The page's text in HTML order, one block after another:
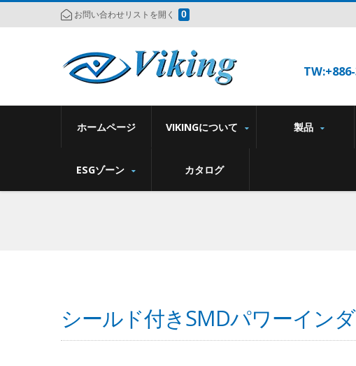
お問い合わせリストを開く 0
ホームページ VIKINGについて 製品
ESGゾーン カタログ
シールド付きSMDパワーインダ